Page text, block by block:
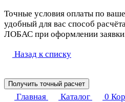
Точные условия оплаты по
удобный для вас способ
ЛОБАС при оформлении
Назад к списку
Получить точный расчет
Главная Каталог 0